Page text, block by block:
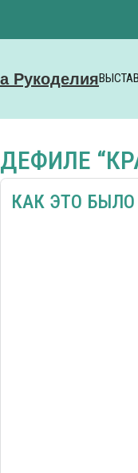
ДЕФИЛЕ
КАК ЭТО БЫЛО